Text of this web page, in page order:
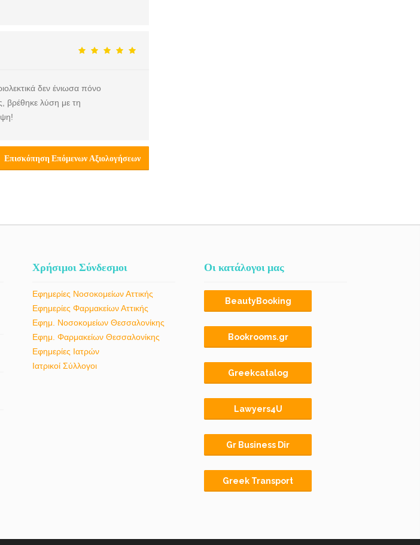
δεν ένιωσα πόνο
βρέθηκε λύση με τη
Επισκόπηση Επόμενων Αξιολογήσεων
Χρήσιμοι Σύνδεσμοι
Εφημερίες Νοσοκομείων Αττικής
Εφημερίες Φαρμακείων Αττικής
Εφημ. Νοσοκομείων Θεσσαλονίκης
Εφημ. Φαρμακείων Θεσσαλονίκης
Εφημερίες Ιατρών
Ιατρικοί Σύλλογοι
Οι κατάλογοι μας
BeautyBooking
Bookrooms.gr
Greekcatalog
Lawyers4U
Gr Business Dir
Greek Transport